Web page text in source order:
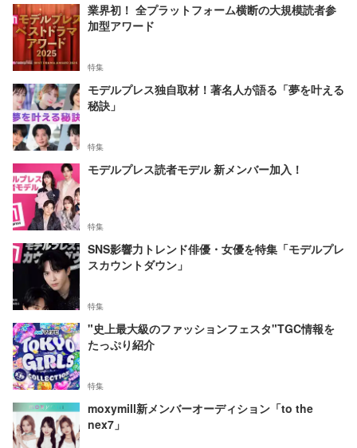
業界初！ 全プラットフォーム横断の大規模読者参
加型アワード
特集
モデルプレス独自取材！著名人が語る「夢を叶える
秘訣」
特集
モデルプレス読者モデル 新メンバー加入！
特集
SNS影響力トレンド俳優・女優を特集「モデルプレ
スカウントダウン」
特集
"史上最大級のファッションフェスタ"TGC情報を
たっぷり紹介
特集
moxymill新メンバーオーディション「to the
nex7」